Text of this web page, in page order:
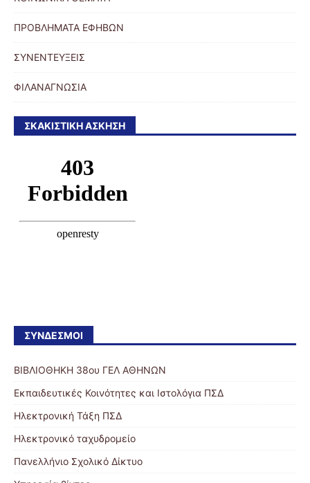
ΠΡΟΒΛΗΜΑΤΑ ΕΦΗΒΩΝ
ΣΥΝΕΝΤΕΥΞΕΙΣ
ΦΙΛΑΝΑΓΝΩΣΙΑ
ΣΚΑΚΙΣΤΙΚΉ ΆΣΚΗΣΗ
ΣΎΝΔΕΣΜΟΙ
ΒΙΒΛΙΟΘΗΚΗ 38ου ΓΕΛ ΑΘΗΝΩΝ
Εκπαιδευτικές Κοινότητες και Ιστολόγια ΠΣΔ
Ηλεκτρονική Τάξη ΠΣΔ
Ηλεκτρονικό ταχυδρομείο
Πανελλήνιο Σχολικό Δίκτυο